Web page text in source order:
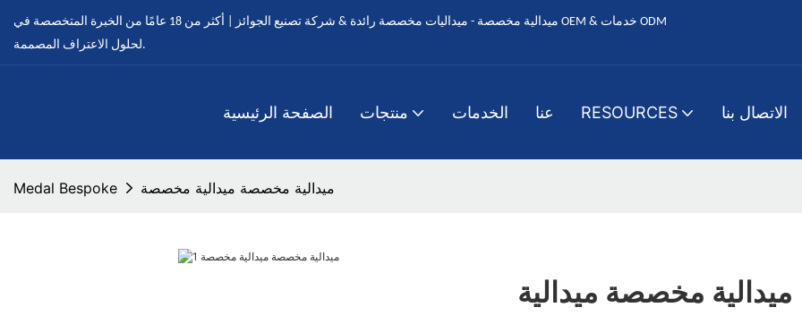
ميدالية مخصصة - ميداليات مخصصة رائدة & شركة تصنيع الجوائز | أكثر من 18 عامًا من الخبرة المتخصصة في OEM & خدمات ODM
لحلول الاعتراف المصممة.
الصفحة الرئيسية منتجات الخدمات عنا RESOURCES الاتصال بنا
Medal Bespoke ميدالية مخصصة ميدالية مخصصة
ميدالية مخصصة ميدالية